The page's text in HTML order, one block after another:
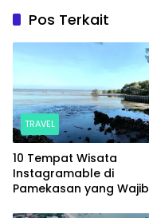
Pos Terkait
TRAVEL
10 Tempat Wisata
Instagramable di
Pamekasan yang Wajib